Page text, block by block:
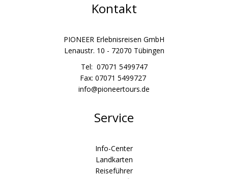
Kontakt
PIONEER Erlebnisreisen GmbH
Lenaustr. 10 - 72070 Tübingen
Tel: 07071 5499747
Fax: 07071 5499727
info@pioneertours.de
Service
Info-Center
Landkarten
Reiseführer